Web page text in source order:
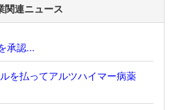
連ニュース
承認...
を払ってアルツハイマー病薬